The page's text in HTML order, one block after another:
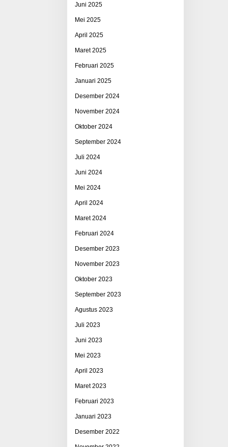
Juni 2025
Mei 2025
April 2025
Maret 2025
Februari 2025
Januari 2025
Desember 2024
November 2024
Oktober 2024
September 2024
Juli 2024
Juni 2024
Mei 2024
April 2024
Maret 2024
Februari 2024
Desember 2023
November 2023
Oktober 2023
September 2023
Agustus 2023
Juli 2023
Juni 2023
Mei 2023
April 2023
Maret 2023
Februari 2023
Januari 2023
Desember 2022